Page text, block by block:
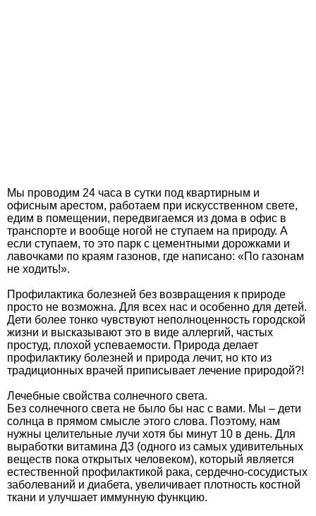
Мы проводим 24 часа в сутки под квартирным и
офисным арестом, работаем при искусственном свете,
едим в помещении, передвигаемся из дома в офис в
транспорте и вообще ногой не ступаем на природу. А
если ступаем, то это парк с цементными дорожками и
лавочками по краям газонов, где написано: «По газонам
не ходить!».
Профилактика болезней без возвращения к природе
просто не возможна. Для всех нас и особенно для детей.
Дети более тонко чувствуют неполноценность городской
жизни и высказывают это в виде аллергий, частых
простуд, плохой успеваемости. Природа делает
профилактику болезней и природа лечит, но кто из
традиционных врачей приписывает лечение природой?!
Лечебные свойства солнечного света.
Без солнечного света не было бы нас с вами. Мы – дети
солнца в прямом смысле этого слова. Поэтому, нам
нужны целительные лучи хотя бы минут 10 в день. Для
выработки витамина Д3 (одного из самых удивительных
веществ пока открытых человеком), который является
естественной профилактикой рака, сердечно-сосудистых
заболеваний и диабета, увеличивает плотность костной
ткани и улучшает иммунную функцию.